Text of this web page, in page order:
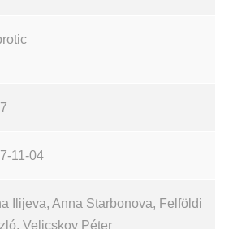
11-04
Ilijeva, Anna Starbonova, Felföldi
Velicskov Péter